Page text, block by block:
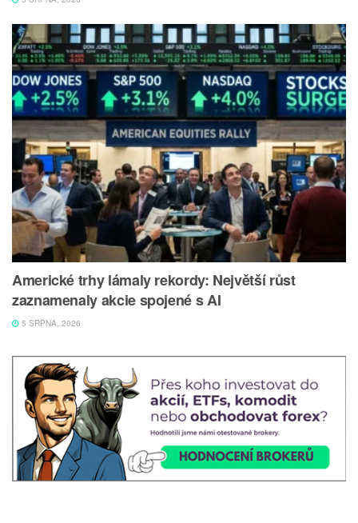
Americké trhy lámaly rekordy: Největší růst
zaznamenaly akcie spojené s AI
5 SRPNA, 2026